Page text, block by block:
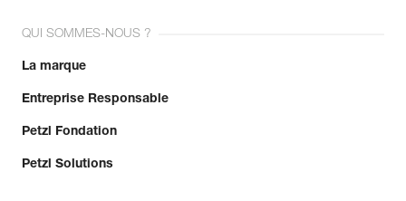
QUI SOMMES-NOUS ?
La marque
Entreprise Responsable
Petzl Fondation
Petzl Solutions